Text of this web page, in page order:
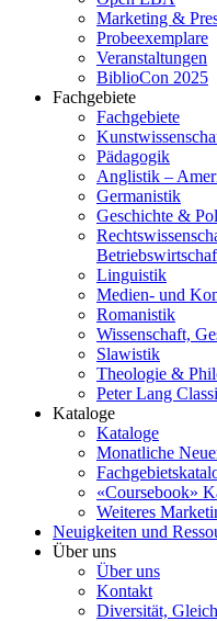
Marketing &
Probeexemplare
Veranstaltungen
BiblioCon 2025
Fachgebiete
Fachgebiete
Pädagogik
Anglistik –
Germanistik
Geschichte &
Linguistik
Medien- und
Romanistik
Wissenschaft,
Slawistik
Theologie &
Peter Lang
Kataloge
Kataloge
Monatliche
«Coursebook»
Weiteres
Neuigkeiten und
Über uns
Über uns
Kontakt
Diversität,